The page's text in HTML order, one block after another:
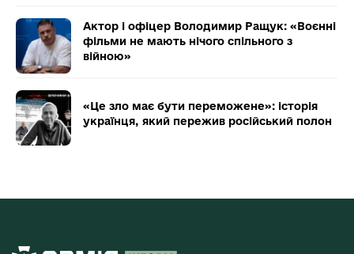
Актор і офіцер Володимир Ращук: «Воєнні
фільми не мають нічого спільного з
війною»
«Це зло має бути переможене»: історія
українця, який пережив російський полон